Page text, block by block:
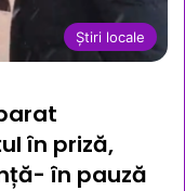
Știri locale
în priză,
în pauză